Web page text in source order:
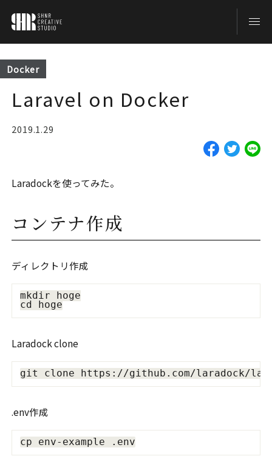
TOP
BLOG
CONTACT
Docker
Laravel on Docker
2019.1.29
Laradockを使ってみた。
コンテナ作成
ディレクトリ作成
mkdir hoge
Laradock clone
.env作成